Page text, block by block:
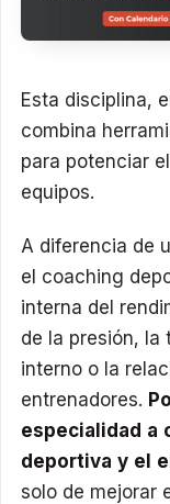
Esta disciplina,
combina
para potenciar
equipos.
A diferencia de
el coaching
interna del
de la presión, la
interno o la
entrenadores.
especialidad a
deportiva y el
solo de mejorar